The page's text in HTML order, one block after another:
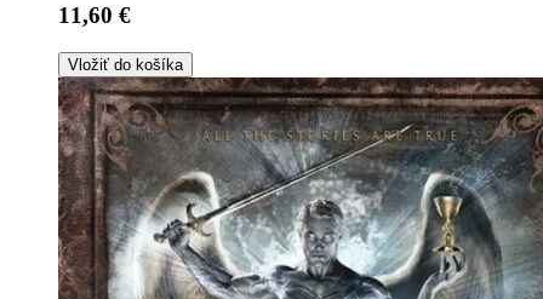
11,60 €
Vložiť do košíka